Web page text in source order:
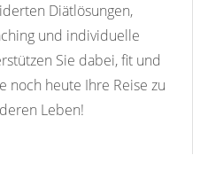
Diätlösungen,
und individuelle
Sie dabei, fit und
noch heute Ihre Reise zu
Leben!